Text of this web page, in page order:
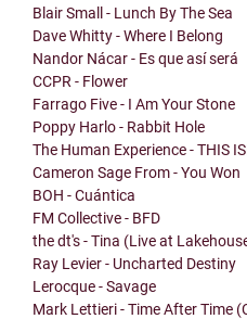
Blair Small - Lunch By The Sea
Dave Whitty - Where I Belong
Nandor Nácar - Es que así será
CCPR - Flower
Farrago Five - I Am Your Stone
Poppy Harlo - Rabbit Hole
The Human Experience - THIS
Cameron Sage From - You Won
BOH - Cuántica
FM Collective - BFD
the dt's - Tina (Live at
Ray Levier - Uncharted Destiny
Lerocque - Savage
Mark Lettieri - Time After Time